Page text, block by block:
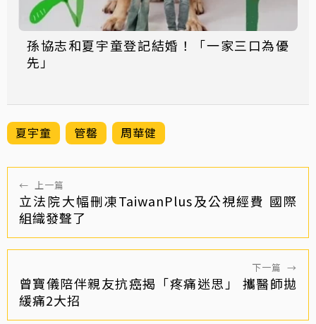
孫協志和夏宇童登記結婚！「一家三口為優
先」
夏宇童 管罄 周華健
← 上一篇
立法院大幅刪凍TaiwanPlus及公視經費 國際
組織發聲了
下一篇 →
曾寶儀陪伴親友抗癌揭「疼痛迷思」 攜醫師拋
緩痛2大招